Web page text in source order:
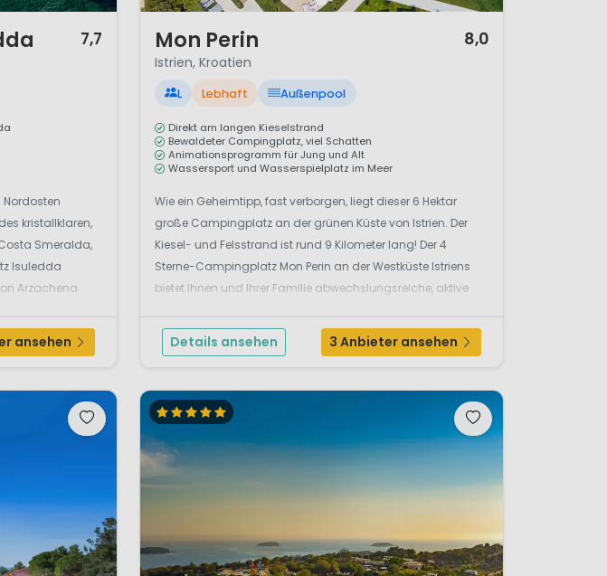
7,7
kristallklaren,
Smeralda,
Isuledda
Arzachena
ansehen
Mon Perin 8,0
Istrien, Kroatien
L Lebhaft Außenpool
Direkt am langen Kieselstrand
Bewaldeter Campingplatz, viel Schatten
Animationsprogramm für Jung und Alt
Wassersport und Wasserspielplatz im Meer
Wie ein Geheimtipp, fast verborgen, liegt dieser 6 Hektar
große Campingplatz an der grünen Küste von Istrien. Der
Kiesel- und Felsstrand ist rund 9 Kilometer lang! Der 4
Sterne-Campingplatz Mon Perin an der Westküste Istriens
bietet Ihnen und Ihrer Familie abwechslungsreiche, aktive
Touristenströ...
Details ansehen 3 Anbieter ansehen